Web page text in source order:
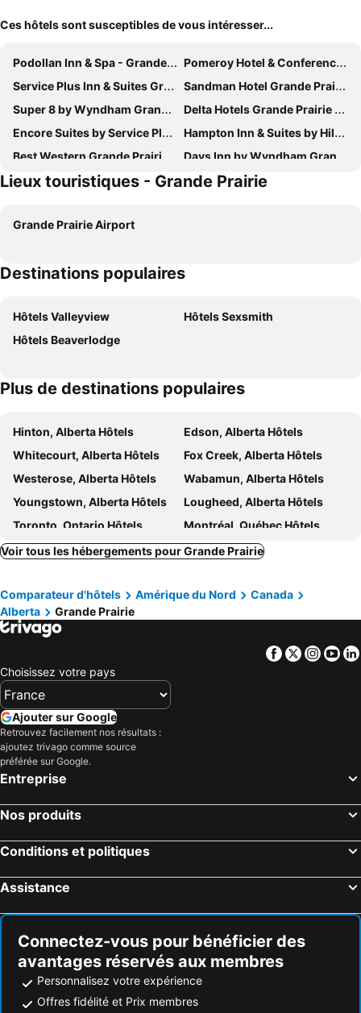
Ces hôtels sont susceptibles de vous intéresser...
Podollan Inn & Spa - Grande Prairie
Pomeroy Hotel & Conference Centre Grande Prairie
Service Plus Inn & Suites Grande Prairie
Sandman Hotel Grande Prairie
Super 8 by Wyndham Grande Prairie
Delta Hotels Grande Prairie Airport
Encore Suites by Service Plus Inns
Hampton Inn & Suites by Hilton Grande Prairie
Best Western Grande Prairie Hotel & Suites
Days Inn by Wyndham Grande Prairie
Four Points by Sheraton Grande Prairie
Howard Johnson by Wyndham Grande Prairie
Parkside Inn
Travelodge by Wyndham Grande Prairie
Paradise Inn & Conference Centre
Ramada by Wyndham Clairmont/Grande Prairie
Pomeroy Inn & Suites Grande Prairie - Clairmont
Ramada by Wyndham Clairmont/Grande Prairie
Lieux touristiques - Grande Prairie
Grande Prairie Airport
Destinations populaires
Hôtels Valleyview
Hôtels Sexsmith
Hôtels Beaverlodge
Plus de destinations populaires
Hinton, Alberta Hôtels
Edson, Alberta Hôtels
Whitecourt, Alberta Hôtels
Fox Creek, Alberta Hôtels
Westerose, Alberta Hôtels
Wabamun, Alberta Hôtels
Youngstown, Alberta Hôtels
Lougheed, Alberta Hôtels
Toronto, Ontario Hôtels
Montréal, Québec Hôtels
Whistler, Colombie-britannique Hôtels
Vancouver, Colombie-britannique Hôtels
Edmonton, Alberta Hôtels
Ville de Québec, Québec Hôtels
Niagara Falls, Ontario Hôtels
Voir tous les hébergements pour Grande Prairie
Comparateur d'hôtels Amérique du Nord
Canada
Alberta
Grande Prairie
Facebook
Twitter
Choisissez votre pays
Ajouter sur Google
Retrouvez facilement nos résultats :
ajoutez trivago comme source
préférée sur Google.
Entreprise
Nos produits
Conditions et politiques
Assistance
Connectez-vous pour bénéficier des
avantages réservés aux membres
Personnalisez votre expérience
Offres fidélité et Prix membres